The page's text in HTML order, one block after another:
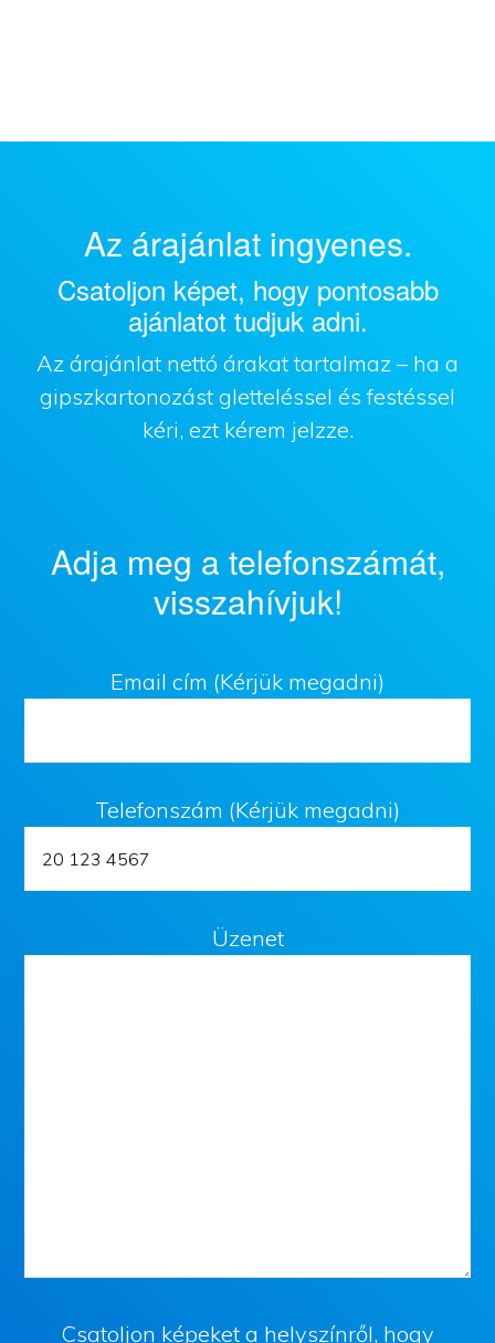
Az árajánlat ingyenes.
Csatoljon képet, hogy pontosabb
ajánlatot tudjuk adni.
Az árajánlat nettó árakat tartalmaz – ha a
gipszkartonozást gletteléssel és festéssel
kéri, ezt kérem jelzze.
Adja meg a telefonszámát,
visszahívjuk!
Email cím (Kérjük megadni)
Telefonszám (Kérjük megadni)
Üzenet
Csatoljon képeket a helyszínről, hogy